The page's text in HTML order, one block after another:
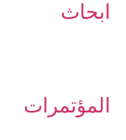
ابحاث
المؤتمرات